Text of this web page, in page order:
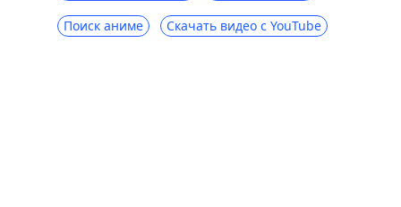
Поиск аниме Скачать видео с YouTube